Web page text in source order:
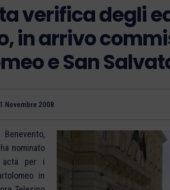
verifica degli
in arrivo
e San
1 Novembre 2008
nominato
acta per i
in